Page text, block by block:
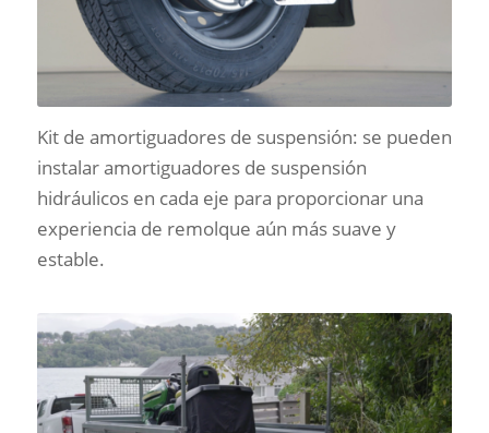
Kit de amortiguadores de suspensión: se pueden
instalar amortiguadores de suspensión
hidráulicos en cada eje para proporcionar una
experiencia de remolque aún más suave y
estable.